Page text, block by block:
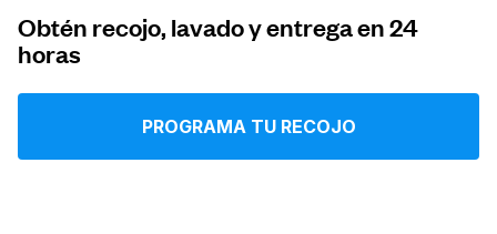
Iniciar sesión
Obtén recojo, lavado y entrega en 24
horas
PROGRAMA TU RECOJO